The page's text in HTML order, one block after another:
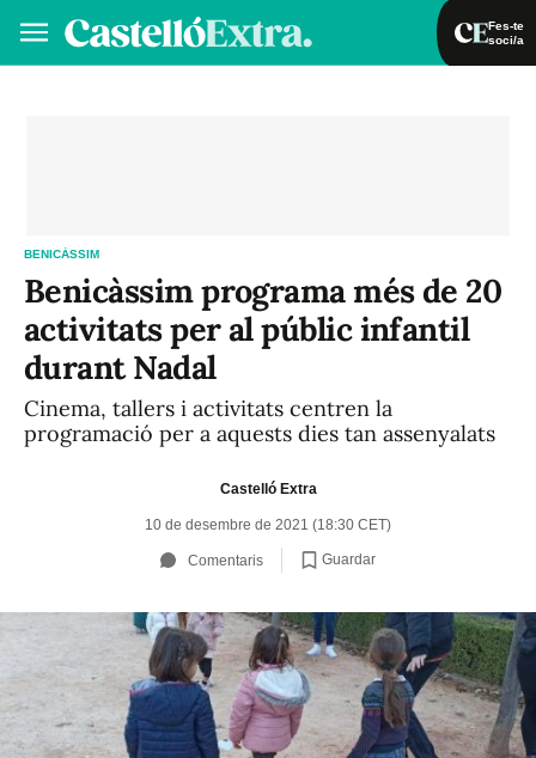
Fes-te
soci/a
BENICÀSSIM
Benicàssim programa més de 20
activitats per al públic infantil
durant Nadal
Cinema, tallers i activitats centren la
programació per a aquests dies tan assenyalats
Castelló Extra
10 de desembre de 2021 (18:30 CET)
Comentaris Guardar